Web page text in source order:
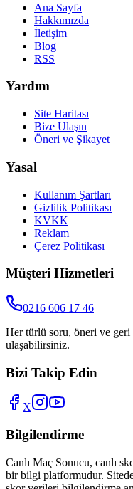
Ana Sayfa
Hakkımızda
İletişim
Blog
RSS
Yardım
Site Haritası
Bize Ulaşın
Öneri ve Şikayet
Yasal
Kullanım Şartları
Gizlilik Politikası
KVKK
Reklam
Çerez Politikası
Müşteri Hizmetleri
0216 606 17 46
Her türlü soru, öneri ve
ulaşabilirsiniz.
Bizi Takip Edin
X
Bilgilendirme
Canlı Maç Sonucu, canlı
bir bilgi platformudur.